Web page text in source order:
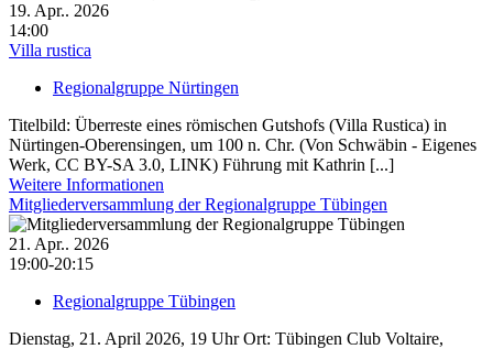
19. Apr.. 2026
14:00
Villa rustica
Regionalgruppe Nürtingen
Titelbild: Überreste eines römischen Gutshofs (Villa Rustica) in
Nürtingen-Oberensingen, um 100 n. Chr. (Von Schwäbin - Eigenes
Werk, CC BY-SA 3.0, LINK) Führung mit Kathrin [...]
Weitere Informationen
Mitgliederversammlung der Regionalgruppe Tübingen
21. Apr.. 2026
19:00-20:15
Regionalgruppe Tübingen
Dienstag, 21. April 2026, 19 Uhr Ort: Tübingen Club Voltaire,